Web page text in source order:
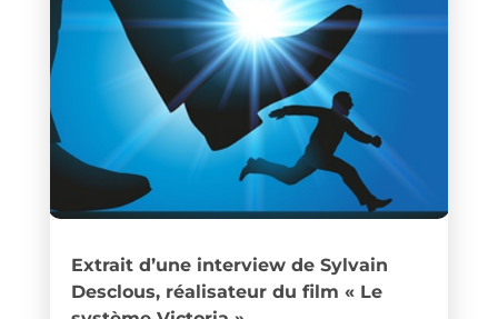
Extrait d’une interview de Sylvain
Desclous, réalisateur du film « Le